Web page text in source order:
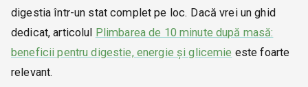
digestia într-un stat complet pe loc. Dacă vrei un ghid
dedicat, articolul Plimbarea de 10 minute după masă:
beneficii pentru digestie, energie și glicemie este foarte
relevant.